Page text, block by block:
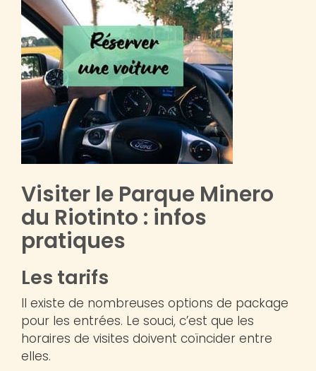
Visiter le Parque Minero
du Riotinto : infos
pratiques
Les tarifs
Il existe de nombreuses options de package
pour les entrées. Le souci, c’est que les
horaires de visites doivent coïncider entre
elles.